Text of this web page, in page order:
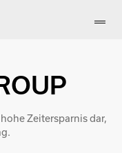
Zeitersparnis dar,